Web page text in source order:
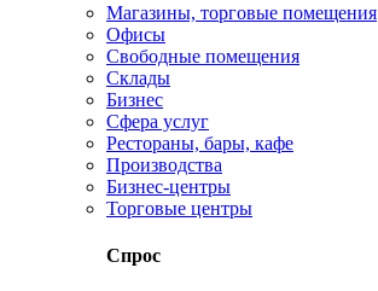
Магазины, торговые помещения
Офисы
Свободные помещения
Склады
Бизнес
Сфера услуг
Рестораны, бары, кафе
Производства
Бизнес-центры
Торговые центры
Спрос